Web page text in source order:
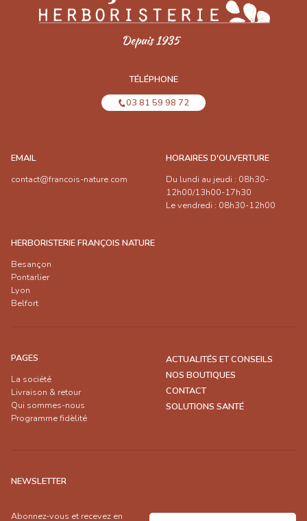
TÉLÉPHONE
03 81 59 98 72
EMAIL
contact@francois-nature.com
HORAIRES D'OUVERTURE
Du lundi au jeudi : 08h30-
12h00/13h00-17h30
Le vendredi : 08h30-12h00
HERBORISTERIE FRANÇOIS NATURE
Besançon
Pontarlier
Lyon
Belfort
PAGES
La société
Livraison & retour
Qui sommes-nous
Programme fidèlité
ACTUALITÉS ET CONSEILS
NOS BOUTIQUES
CONTACT
SOLUTIONS SANTÉ
NEWSLETTER
Abonnez-vous et recevez en